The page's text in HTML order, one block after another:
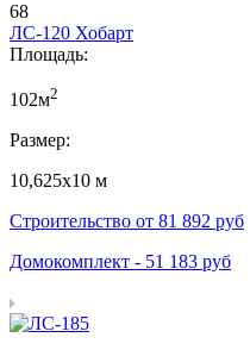
68
ЛС-120 Хобарт
Площадь:
102м2
Размер:
10,625х10 м
Строительство от 81 892 руб
Домокомплект - 51 183 руб